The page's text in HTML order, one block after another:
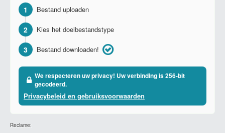
1 Bestand uploaden
2 Kies het doelbestandstype
3 Bestand downloaden!
We respecteren uw privacy! Uw verbinding is 256-bit
gecodeerd.
Privacybeleid en gebruiksvoorwaarden
Reclame: